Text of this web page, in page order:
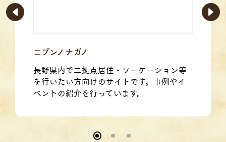
ニブンノナガノ
長野県内で二拠点居住・ワーケーション等
を行いたい方向けのサイトです。事例やイ
ベントの紹介を行っています。